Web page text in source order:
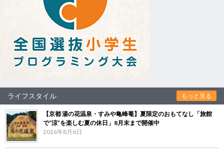
ライフスタイル もっと見る
【京都 湯の花温泉・すみや亀峰菴】夏限定のおもてなし「旅館
で“涼”を楽しむ夏の休日」8月末まで開催中
2026年8月6日